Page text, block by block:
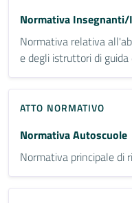
Normativa
Normativa relativa
e degli istruttori di guida
ATTO NORMATIVO
Normativa Autoscuole
Normativa principale di